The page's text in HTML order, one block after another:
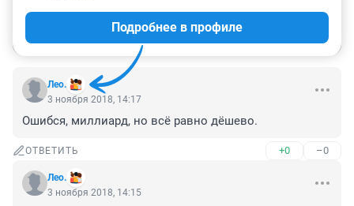
Лео.
Подробнее в профиле
3 ноября 2018, 14:17
Ошибся, миллиард, но всё равно дёшево.
ОТВЕТИТЬ +0 –0
Лео.
3 ноября 2018, 14:15